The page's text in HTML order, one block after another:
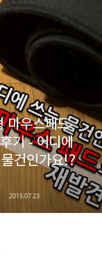
마우스패드
기 - 어디에
건인가요!?
2015.07.23